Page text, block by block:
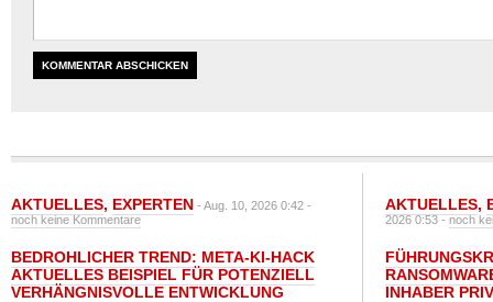
AKTUELLES, EXPERTEN - Aug. 10, 2026 0:42 -
noch keine Kommentare
BEDROHLICHER TREND: META-KI-HACK
AKTUELLES BEISPIEL FÜR POTENZIELL
VERHÄNGNISVOLLE ENTWICKLUNG
AKTUELLES,
2026 0:53 -noch
INHABER